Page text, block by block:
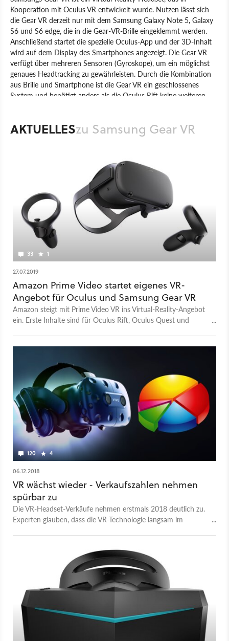
Kooperation mit Oculus VR entwickelt wurde. Nutzen lässt sich
die Gear VR derzeit nur mit dem Samsung Galaxy Note 5, Galaxy
S6 und S6 edge, die in die Gear-VR-Brille eingeklemmt werden.
Anschließend startet die spezielle Oculus-App und der 3D-Inhalt
wird auf dem Display des Smartphones angezeigt. Die Gear VR
verfügt über mehreren Sensoren (Gyroskope), um ein möglichst
genaues Headtracking zu gewährleisten. Durch die Kombination
aus Brille und Smartphone ist die Gear VR ein geschlossenes
System und benötigt anders als die Oculus Rift keine weiteren
Produkt TFT-Monitore Hardware Samsung
AKTUELLESzu Samsung Gear VR
33 1
27.07.2019
Amazon Prime Video startet eigenes VR-
Angebot für Oculus und Samsung Gear VR
Amazon steigt mit Prime Video VR ins Virtual-Reality-Angebot
ein. Erste Inhalte sind für Oculus Rift, Oculus Quest und
120 4
06.12.2018
VR wächst wieder - Verkaufszahlen nehmen
spürbar zu
Die VR-Headset-Verkäufe nehmen erstmals 2018 deutlich zu.
Experten glauben, dass die VR-Technologie langsam im